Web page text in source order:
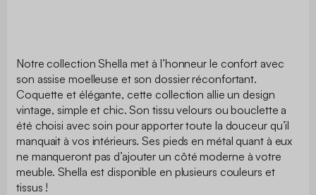
Notre collection Shella met à l’honneur le confort avec
son assise moelleuse et son dossier réconfortant.
Coquette et élégante, cette collection allie un design
vintage, simple et chic. Son tissu velours ou bouclette a
été choisi avec soin pour apporter toute la douceur qu’il
manquait à vos intérieurs. Ses pieds en métal quant à eux
ne manqueront pas d’ajouter un côté moderne à votre
meuble. Shella est disponible en plusieurs couleurs et
tissus !